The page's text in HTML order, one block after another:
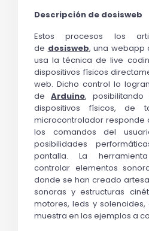
Descripción de dosisweb
Estos procesos los
de dosisweb, una webapp
usa la técnica de live
dispositivos físicos
web. Dicho control lo
de Arduino,
dispositivos físicos, de
microcontrolador responde
los comandos del
posibilidades
pantalla. La
controlar elementos
donde se han creado
sonoras y estructuras
motores, leds y
muestra en los ejemplos a